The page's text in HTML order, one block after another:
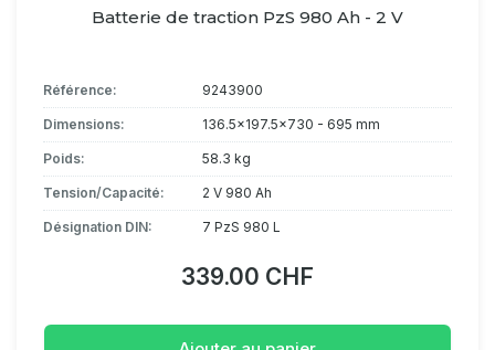
Batterie de traction PzS 980 Ah - 2 V
Référence: 9243900
Dimensions: 136.5x197.5x730 - 695 mm
Poids: 58.3 kg
Tension/Capacité: 2 V 980 Ah
Désignation DIN: 7 PzS 980 L
339.00 CHF